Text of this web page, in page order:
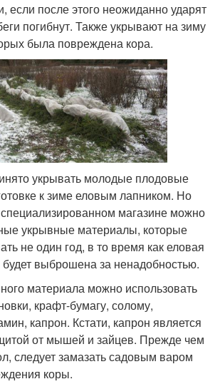
если после этого неожиданно ударят
погибнут. Также укрывают на зиму
была повреждена кора.
укрывать молодые плодовые
к зиме еловым лапником. Но
магазине можно
укрывные материалы, которые
не один год, в то время как еловая
будет выброшена за ненадобностью.
материала можно использовать
крафт-бумагу, солому,
капрон. Кстати, капрон является
от мышей и зайцев. Прежде чем
следует замазать садовым варом
коры.